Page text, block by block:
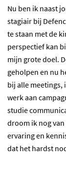
Nu ben ik naast
stagiair bij
te staan met de
perspectief kan
mijn grote doel.
geholpen en nu
bij alle meetings,
werk aan
studie
droom ik nog
ervaring en
dat het hardst